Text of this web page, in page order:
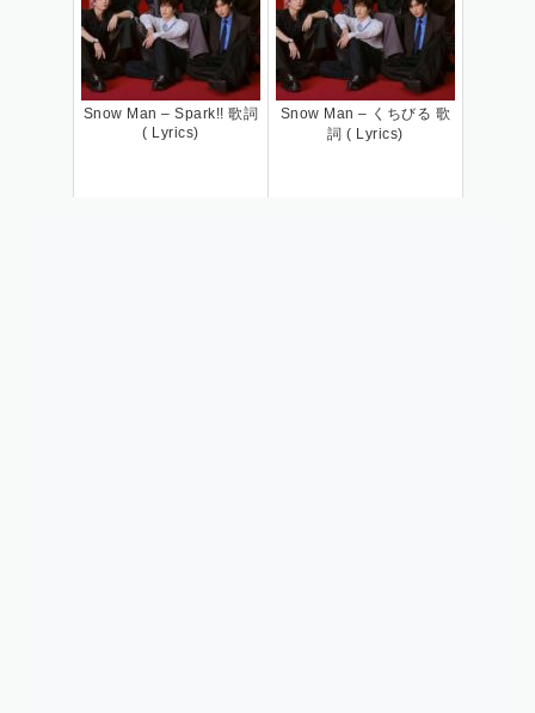
Snow Man – Spark!! 歌詞
( Lyrics)
Snow Man – くちびる 歌
詞 ( Lyrics)